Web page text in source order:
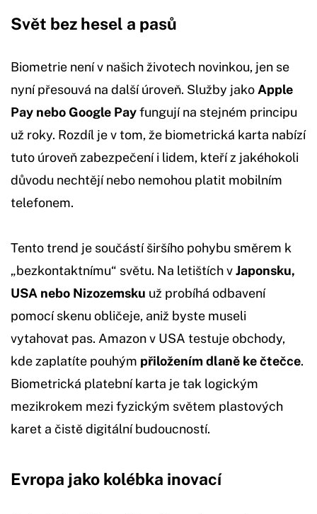
Svět bez hesel a pasů
Biometrie není v našich životech novinkou, jen se
nyní přesouvá na další úroveň. Služby jako Apple
Pay nebo Google Payfungují na stejném principu
už roky. Rozdíl je v tom, že biometrická karta nabízí
tuto úroveň zabezpečení i lidem, kteří z jakéhokoli
důvodu nechtějí nebo nemohou platit mobilním
telefonem.
Tento trend je součástí širšího pohybu směrem k
„bezkontaktnímu“ světu. Na letištích vJaponsku,
USA nebo Nizozemsku už probíhá odbavení
pomocí skenu obličeje, aniž byste museli
vytahovat pas. Amazon v USA testuje obchody,
kde zaplatíte pouhým přiložením dlaně ke čtečce.
Biometrická platební karta je tak logickým
mezikrokem mezi fyzickým světem plastových
karet a čistě digitální budoucností.
Evropa jako kolébka inovací